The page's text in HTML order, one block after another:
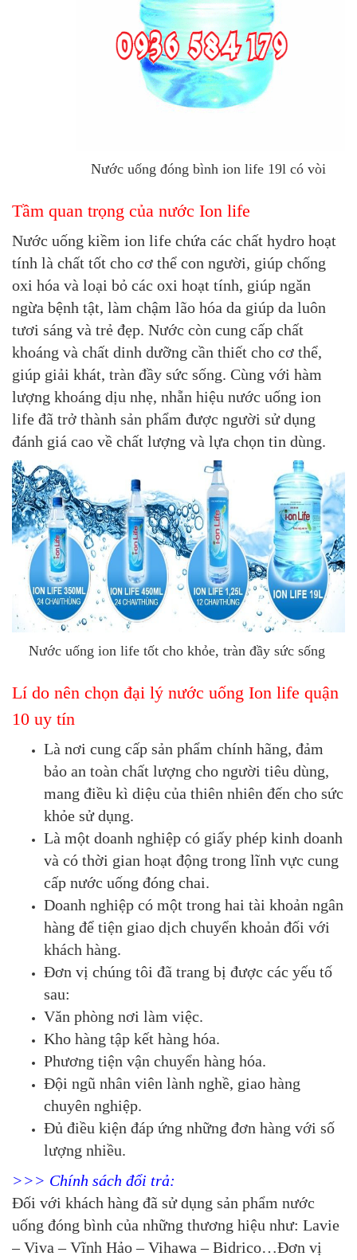
Nước uống đóng bình ion life 19l có vòi
Tầm quan trọng của nước Ion life
Nước uống kiềm ion life chứa các chất hydro hoạt
tính là chất tốt cho cơ thể con người, giúp chống
oxi hóa và loại bỏ các oxi hoạt tính, giúp ngăn
ngừa bệnh tật, làm chậm lão hóa da giúp da luôn
tươi sáng và trẻ đẹp. Nước còn cung cấp chất
khoáng và chất dinh dưỡng cần thiết cho cơ thể,
giúp giải khát, tràn đầy sức sống. Cùng với hàm
lượng khoáng dịu nhẹ, nhẵn hiệu nước uống ion
life đã trở thành sản phẩm được người sử dụng
đánh giá cao về chất lượng và lựa chọn tin dùng.
Nước uống ion life tốt cho khỏe, tràn đầy sức sống
Lí do nên chọn đại lý nước uống Ion life quận
10 uy tín
Là nơi cung cấp sản phẩm chính hãng, đảm
bảo an toàn chất lượng cho người tiêu dùng,
mang điều kì diệu của thiên nhiên đến cho sức
khỏe sử dụng.
Là một doanh nghiệp có giấy phép kinh doanh
và có thời gian hoạt động trong lĩnh vực cung
cấp nước uống đóng chai.
Doanh nghiệp có một trong hai tài khoản ngân
hàng để tiện giao dịch chuyển khoản đối với
khách hàng.
Đơn vị chúng tôi đã trang bị được các yếu tố
sau:
Văn phòng nơi làm việc.
Kho hàng tập kết hàng hóa.
Phương tiện vận chuyển hàng hóa.
Đội ngũ nhân viên lành nghề, giao hàng
chuyên nghiệp.
Đủ điều kiện đáp ứng những đơn hàng với số
lượng nhiều.
>>> Chính sách đổi trả:
Đối với khách hàng đã sử dụng sản phẩm nước
uống đóng bình của những thương hiệu như: Lavie
– Viva – Vĩnh Hảo – Vihawa – Bidrico…Đơn vị